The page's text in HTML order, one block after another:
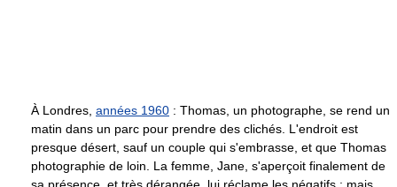
À Londres, années 1960 : Thomas, un photographe, se rend un
matin dans un parc pour prendre des clichés. L'endroit est
presque désert, sauf un couple qui s'embrasse, et que Thomas
photographie de loin. La femme, Jane, s'aperçoit finalement de